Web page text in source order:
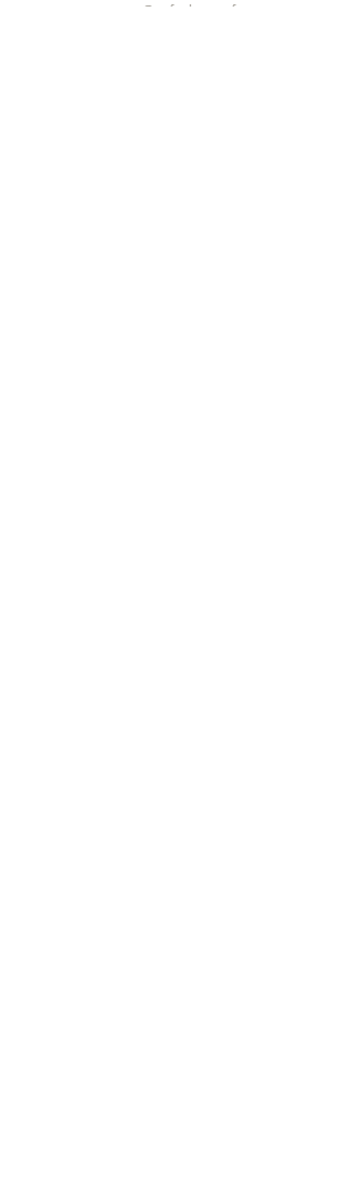
contact@cafeslatour.fr